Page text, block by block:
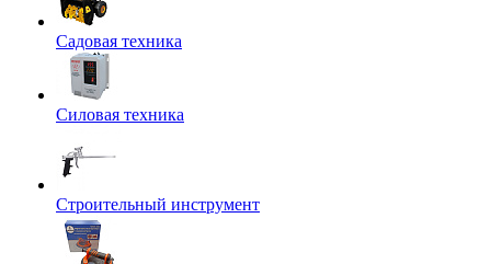
Садовая техника
Силовая техника
Строительный инструмент